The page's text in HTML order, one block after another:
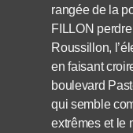
rangée de la
FILLON
Roussillon,
en faisant
boulevard
qui semble
extrêmes et le